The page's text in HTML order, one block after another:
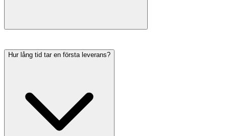
Hur lång tid tar en första leverans?